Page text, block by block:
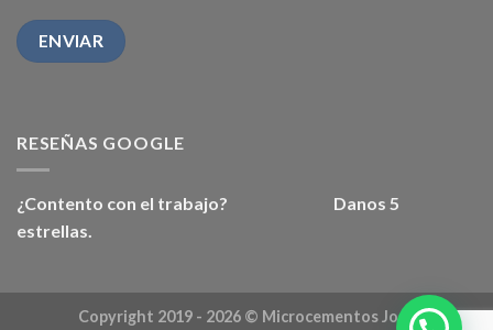
RESEÑAS GOOGLE
¿Contento con el trabajo? Danos 5
estrellas.
Copyright 2019 - 2026 © Microcementos Jose